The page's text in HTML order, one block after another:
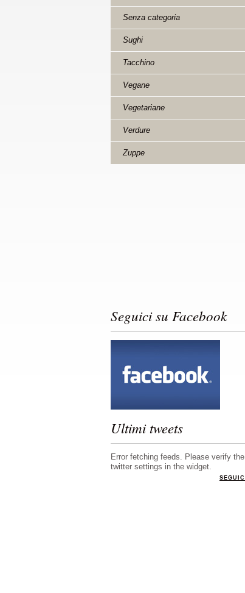
Senza categoria
Sughi
Tacchino
Vegane
Vegetariane
Verdure
Zuppe
Seguici su Facebook
Ultimi tweets
Error fetching feeds. Please verify the
twitter settings in the widget.
SEGUICI